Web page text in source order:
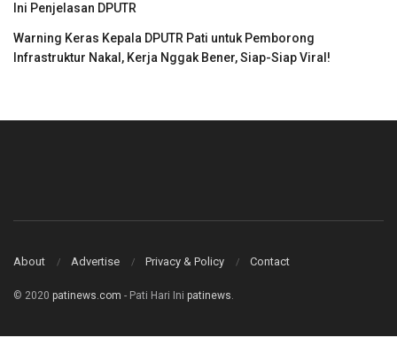
Ini Penjelasan DPUTR
Warning Keras Kepala DPUTR Pati untuk Pemborong
Infrastruktur Nakal, Kerja Nggak Bener, Siap-Siap Viral!
About Advertise Privacy & Policy Contact
© 2020 patinews.com - Pati Hari Ini patinews